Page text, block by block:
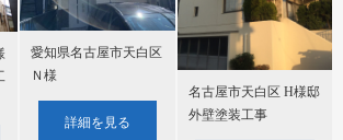
愛知県名古屋市天白区
Ｎ様
詳細を見る
名古屋市天白区 H様邸
外壁塗装工事